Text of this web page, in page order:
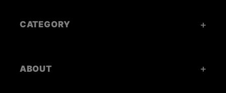
CATEGORY
ABOUT